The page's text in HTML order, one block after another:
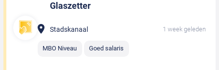
Glaszetter
Stadskanaal 1 week geleden
MBO Niveau Goed salaris